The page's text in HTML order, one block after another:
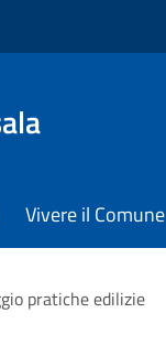
Vivere il Comune
pratiche edilizie